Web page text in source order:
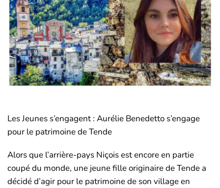
Les Jeunes s’engagent : Aurélie Benedetto s’engage
pour le patrimoine de Tende
Alors que l’arrière-pays Niçois est encore en partie
coupé du monde, une jeune fille originaire de Tende a
décidé d’agir pour le patrimoine de son village en